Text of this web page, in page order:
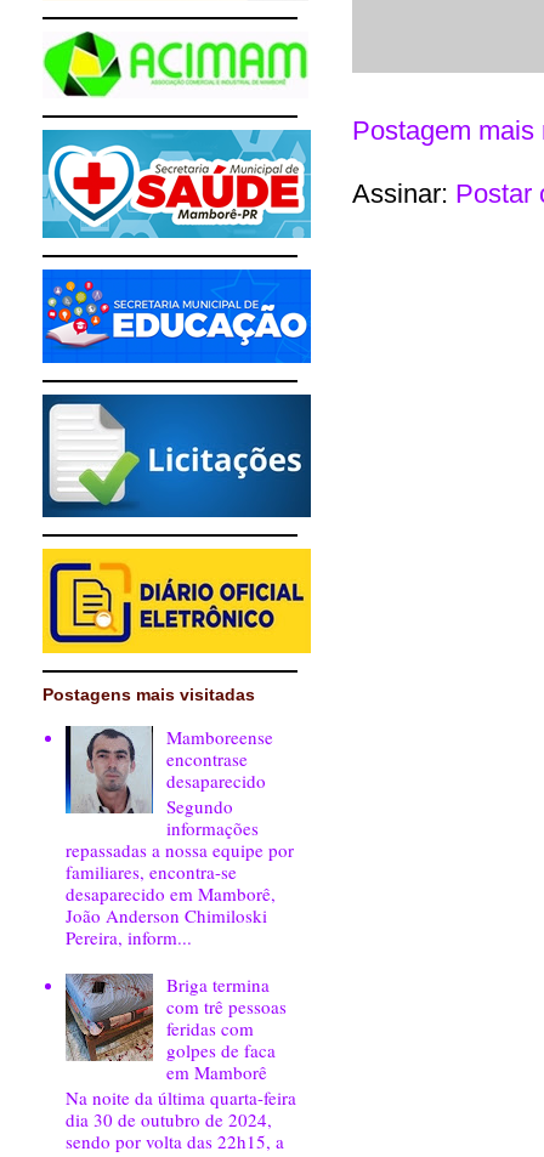
Postagem mais
Assinar: Postar
Postagens mais visitadas
Mamboreense
encontrase
desaparecido
Segundo
informações
repassadas a nossa equipe por
familiares, encontra-se
desaparecido em Mamborê,
João Anderson Chimiloski
Pereira, inform...
Briga termina
com trê pessoas
feridas com
golpes de faca
em Mamborê
Na noite da última quarta-feira
dia 30 de outubro de 2024,
sendo por volta das 22h15, a